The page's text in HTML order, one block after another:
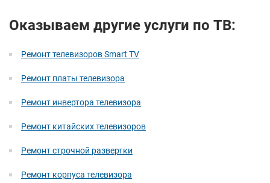
Оказываем другие услуги по ТВ:
Ремонт телевизоров Smart TV
Ремонт платы телевизора
Ремонт инвертора телевизора
Ремонт китайских телевизоров
Ремонт строчной развертки
Ремонт корпуса телевизора